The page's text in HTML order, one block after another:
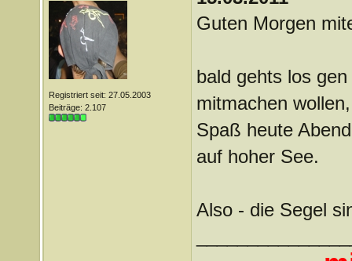
Registriert seit: 27.05.2003
Beiträge: 2.107
Guten Morgen
bald gehts los
mitmachen
Spaß heute
auf hoher See.
Also - die Segel